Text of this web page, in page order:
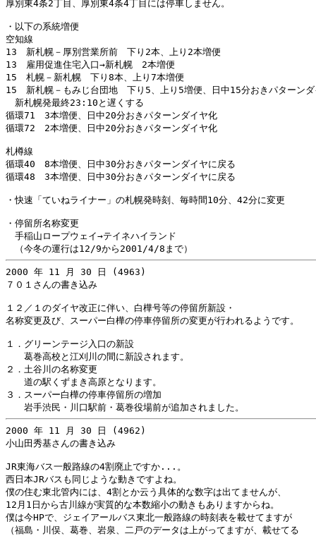
厚別東4条2丁目、厚別東4条4丁目には停車しません。
・以下の系統増便
空知線
13　新札幌－厚別営業所前　下り2本、上り2本増便
13　雇用促進住宅入口→新札幌　2本増便
15　札幌－新札幌　下り8本、上り7本増便
15　新札幌－もみじ台団地　下り5、上り5増便、日中15分おきパターン
新札幌発最終23:10と遅くする
循環71　3本増便、日中20分おきパターンダイヤ化
循環72　2本増便、日中20分おきパターンダイヤ化
札樽線
循環40　8本増便、日中30分おきパターンダイヤに戻る
循環48　3本増便、日中30分おきパターンダイヤに戻る
・快速「ていねライナー」の札幌発時刻、毎時間10分、42分に変更
・停留所名称変更
手稲山ロープウェイ→テイネハイランド
2000 年 11 月 30 日 (4963)
７０１さんの書き込み
１２／１のダイヤ改正に伴い、白樺号等の停留所新設・
名称変更及び、スーパー白樺の停車停留所の変更が行われるようです。
１．グリーンテージ入口の新設
葛巻高校と江刈川の間に新設されます。
２．土谷川の名称変更
道の駅くずまき高原となります。
３．スーパー白樺の停車停留所の増加
2000 年 11 月 30 日 (4962)
小山田秀基さんの書き込み
JR東海バス一般路線の4割廃止ですか...。
西日本JRバスも同じような動きですよね。
僕の住む東北管内には、4割とか云う具体的な数字は出てませんが、
12月1日から古川線が実質的な本数縮小の動きもありますからね。
僕は今HPで、ジェイアールバス東北一般路線の時刻表を載せてますが
（福島・川俣、葛巻、岩泉、二戸のデータは上がってますが、載せてる